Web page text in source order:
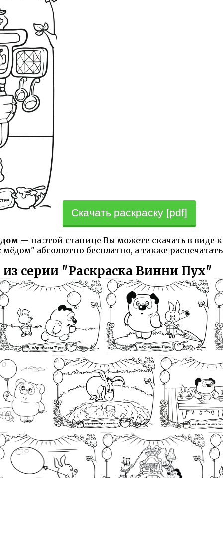
Скачать раскраску [pdf]
— на этой станице Вы можете скачать в виде
абсолютно бесплатно, а также
серии "Раскраска Винни Пух"